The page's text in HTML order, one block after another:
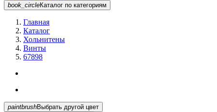
book_circleКаталог по категориям
Главная
Каталог
Хольнитены
Винты
67898
paintbrush
Выбрать другой цвет